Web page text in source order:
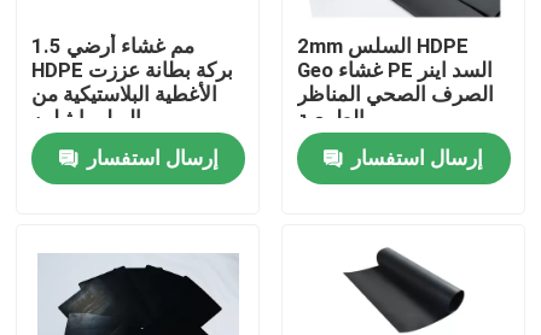
غشاء أرضي اصطناعي
شبكة تقوية التربة الصناعية
أكياس الرمل Geofabric
1.5 مم غشاء أرضي
HDPE بركة بطانة عززت
الأغطية البلاستيكية من
البولي إيثيلين
إرسال استفسار
2mm السلس HDPE
Geo غشاء PE السد اينر
الصرف الصحي المناظر
الطبيعية
إرسال استفسار